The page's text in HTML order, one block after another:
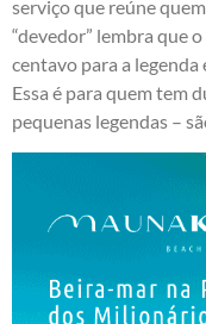
serviço que reúne
“devedor” lembra que
centavo para a legenda
Essa é para quem tem
pequenas legendas –